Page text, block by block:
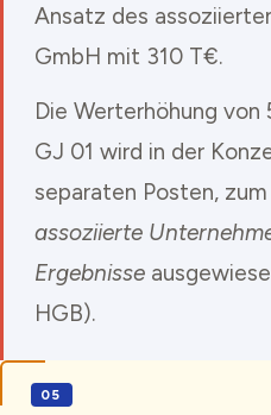
Ansatz des
GmbH mit 310 T€.
Die Werterhöhung
GJ 01 wird in der
separaten Posten,
assoziierte
Ergebnisse
HGB).